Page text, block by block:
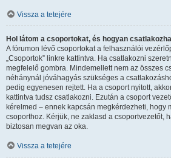
Vissza a tetejére
Hol látom a csoportokat, és hogyan
A fórumon lévő csoportokat a felhasználói
„Csoportok” linkre kattintva. Ha csatlakozni
megfelelő gombra. Mindemellett nem az összes
néhánynál jóváhagyás szükséges a
pedig egyenesen rejtett. Ha a csoport nyitott,
kattintva tudsz csatlakozni. Ezután a csoport
kérelmed – ennek kapcsán megkérdezheti, hogy
csoporthoz. Kérjük, ne zaklasd a csoportvezetőt,
biztosan megvan az oka.
Vissza a tetejére